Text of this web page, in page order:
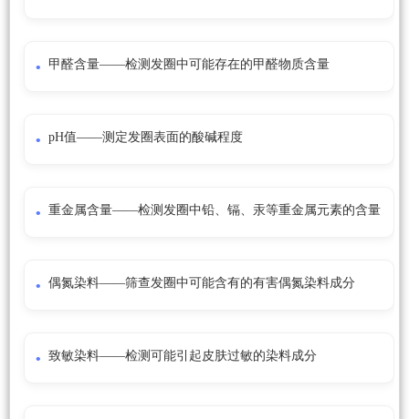
甲醛含量——检测发圈中可能存在的甲醛物质含量
pH值——测定发圈表面的酸碱程度
重金属含量——检测发圈中铅、镉、汞等重金属元素的含量
偶氮染料——筛查发圈中可能含有的有害偶氮染料成分
致敏染料——检测可能引起皮肤过敏的染料成分